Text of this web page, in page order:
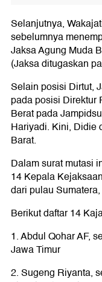
Selanjutnya,
sebelumnya
Jaksa Agung Muda
(Jaksa ditugaskan
Selain posisi Dirtut,
pada posisi Direktur
Berat pada
Hariyadi. Kini, Didie
Barat.
Dalam surat mutasi
14 Kepala
dari pulau
Berikut daftar 14
1. Abdul Qohar AF,
Jawa Timur
2. Sugeng Riyanta,